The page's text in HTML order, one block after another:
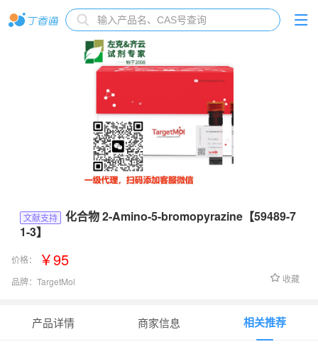
文献支持
化合物 2-Amino-5-bromopyrazine【59489-7
1-3】
价格： ￥95
品牌： TargetMol 收藏
产品详情 商家信息 相关推荐